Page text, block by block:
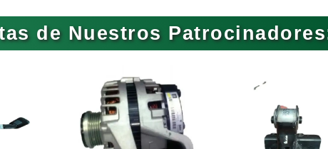
Aseguradoras Asesores
Audio, Sonido e
de Nuestros